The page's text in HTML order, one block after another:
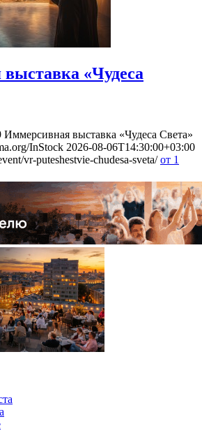
«Чудеса
Иммерсивная выставка «Чудеса Света»
InStock 2026-08-06T14:30:00+03:00
vr-puteshestvie-chudesa-sveta/ от 1